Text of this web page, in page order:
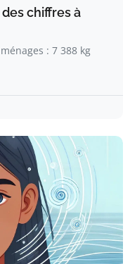
chiffres à
: 7 388 kg